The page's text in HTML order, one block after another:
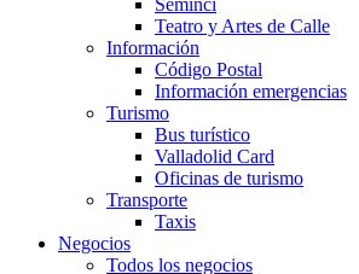
Seminci
Teatro y Artes de Calle
Información
Código Postal
Información emergencias
Turismo
Bus turístico
Valladolid Card
Oficinas de turismo
Transporte
Taxis
Negocios
Todos los negocios